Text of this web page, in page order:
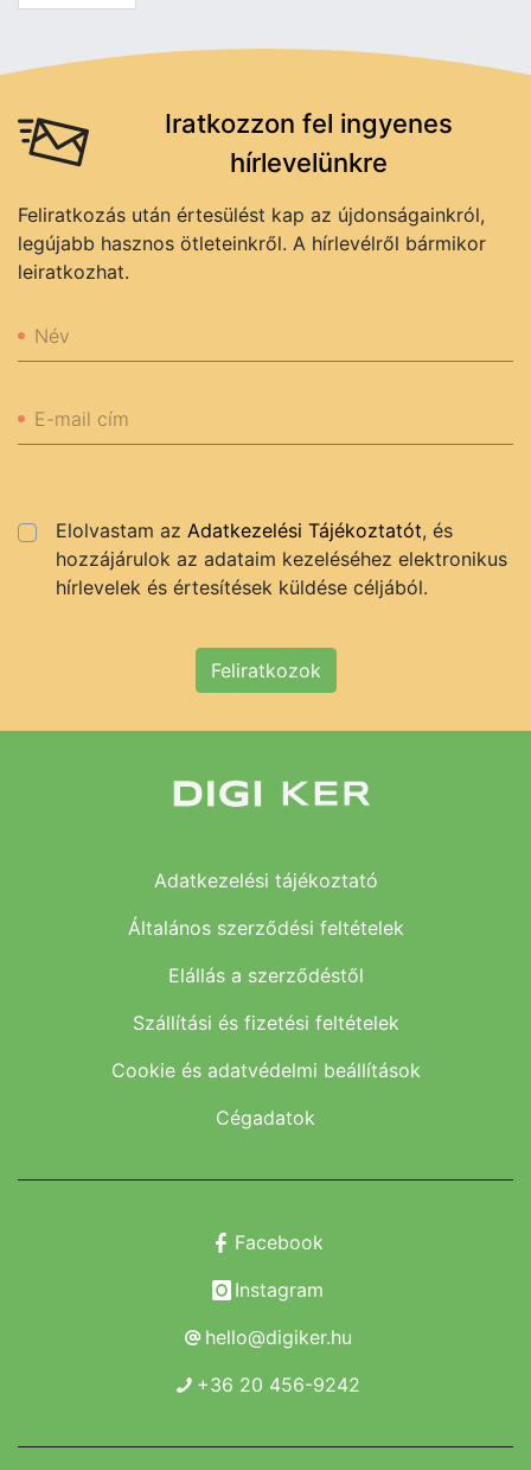
Iratkozzon fel ingyenes
hírlevelünkre
Feliratkozás után értesülést kap az újdonságainkról,
legújabb hasznos ötleteinkről. A hírlevélről bármikor
leiratkozhat.
Név
E-mail cím
Elolvastam az Adatkezelési Tájékoztatót, és
hozzájárulok az adataim kezeléséhez elektronikus
hírlevelek és értesítések küldése céljából.
Feliratkozok
Adatkezelési tájékoztató
Általános szerződési feltételek
Elállás a szerződéstől
Szállítási és fizetési feltételek
Cookie és adatvédelmi beállítások
Cégadatok
Facebook
Instagram
hello@digiker.hu
+36 20 456-9242